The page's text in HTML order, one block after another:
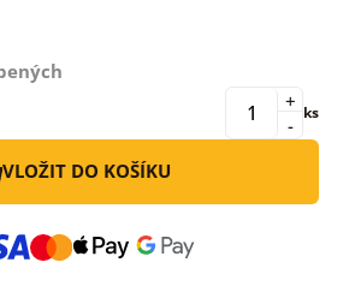
-
+ ks
VLOŽIT DO KOŠÍKU